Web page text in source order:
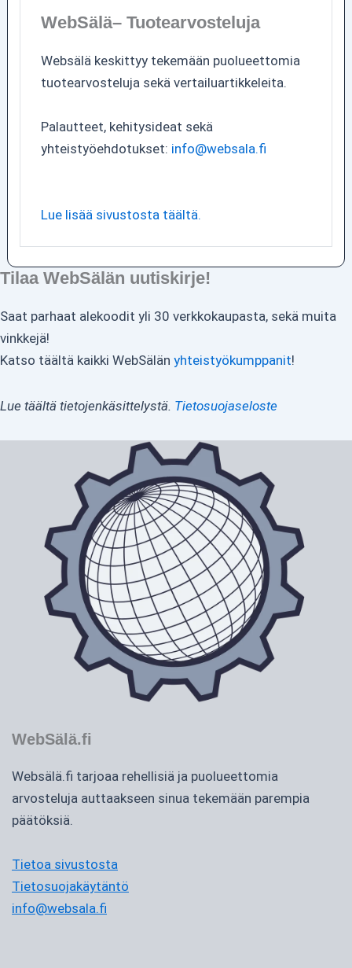
WebSälä– Tuotearvosteluja
Websälä keskittyy tekemään puolueettomia
tuotearvosteluja sekä vertailuartikkeleita.
Palautteet, kehitysideat sekä
yhteistyöehdotukset: info@websala.fi
Lue lisää sivustosta täältä.
Tilaa WebSälän uutiskirje!
Saat parhaat alekoodit yli 30 verkkokaupasta, sekä muita
vinkkejä!
Katso täältä kaikki WebSälän yhteistyökumppanit!
Lue täältä tietojenkäsittelystä. Tietosuojaseloste
WebSälä.fi
Websälä.fi tarjoaa rehellisiä ja puolueettomia
arvosteluja auttaakseen sinua tekemään parempia
päätöksiä.
Tietoa sivustosta
Tietosuojakäytäntö
info@websala.fi